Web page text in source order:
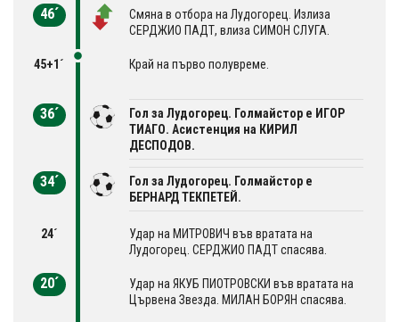
46´
Смяна в отбора на Лудогорец. Излиза
СЕРДЖИО ПАДТ, влиза СИМОН СЛУГА.
45+1´ Край на първо полувреме.
36´
Гол за Лудогорец. Голмайстор е ИГОР
ТИАГО. Асистенция на КИРИЛ
ДЕСПОДОВ.
34´
Гол за Лудогорец. Голмайстор е
БЕРНАРД ТЕКПЕТЕЙ.
24´
Удар на МИТРОВИЧ във вратата на
Лудогорец. СЕРДЖИО ПАДТ спасява.
20´
Удар на ЯКУБ ПИОТРОВСКИ във вратата на
Цървена Звезда. МИЛАН БОРЯН спасява.